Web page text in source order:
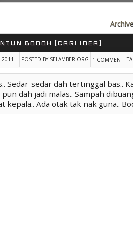
BODOH [CARI IDEA]
2011 POSTED BY SELAMBER.ORG 1 COMMENT
Sedar-sedar dah tertinggal bas..
pun dah jadi malas.. Sampah
kepala.. Ada otak tak nak guna..